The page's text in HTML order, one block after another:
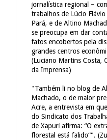
jornalística regional –
trabalhos de Lúcio
Pará, e de Altino
se preocupa em dar
fatos encobertos pela
grandes centros
(Luciano Martins Costa,
da Imprensa)
"Também li no blog de
Machado, o de maior
Acre, a entrevista em
do Sindicato dos
de Xapuri afirma: “O
florestal está falido”".